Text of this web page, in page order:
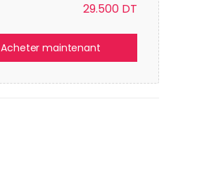
29.500 DT
Acheter maintenant